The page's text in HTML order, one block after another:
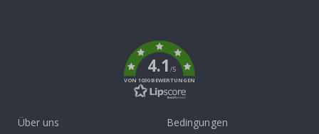
4.1/5
VON 1030 BEWERTUNGEN
Über uns
Bedingungen